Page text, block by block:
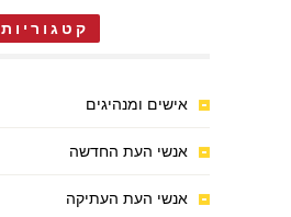
קטגוריות
אישים ומנהיגים
אנשי העת החדשה
אנשי העת העתיקה